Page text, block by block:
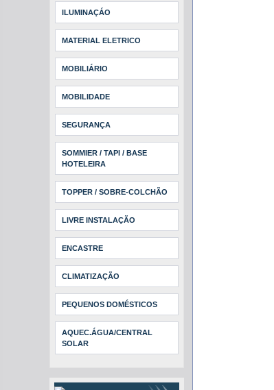
ILUMINAÇÁO
MATERIAL ELETRICO
MOBILIÁRIO
MOBILIDADE
SEGURANÇA
SOMMIER / TAPI / BASE
HOTELEIRA
TOPPER / SOBRE-COLCHÃO
LIVRE INSTALAÇÃO
ENCASTRE
CLIMATIZAÇÃO
PEQUENOS DOMÉSTICOS
AQUEC.ÁGUA/CENTRAL
SOLAR